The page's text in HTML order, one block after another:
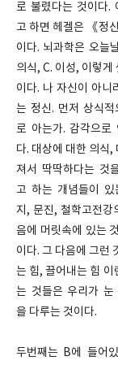
로 불렸다는 것이다.
고 하면 헤겔은 《정
이다. 뇌과학은 오늘
의식, C. 이성, 이렇게
이다. 나 자신이 아니
는 정신. 먼저 상식
로 아는가. 감각으로
다. 대상에 대한 의식,
져서 딱딱하다는 것
고 하는 개념들이
지, 문진, 철학고전강
음에 머릿속에 있는
이다. 그 다음에 그런
는 힘, 끌어내는 힘
는 것들은 우리가 눈
을 다루는 것이다.
두번째는 B에 들어